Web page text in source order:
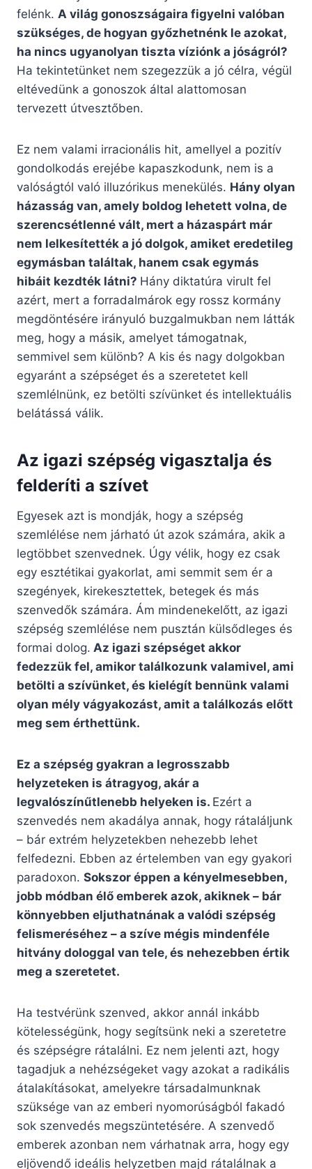
felénk. A világ gonoszságaira figyelni valóban
szükséges, de hogyan győzhetnénk le azokat,
ha nincs ugyanolyan tiszta víziónk a jóságról?
Ha tekintetünket nem szegezzük a jó célra, végül
eltévedünk a gonoszok által alattomosan
tervezett útvesztőben.
Ez nem valami irracionális hit, amellyel a pozitív
gondolkodás erejébe kapaszkodunk, nem is a
valóságtól való illuzórikus menekülés. Hány olyan
házasság van, amely boldog lehetett volna, de
szerencsétlenné vált, mert a házaspárt már
nem lelkesítették a jó dolgok, amiket eredetileg
egymásban találtak, hanem csak egymás
hibáit kezdték látni? Hány diktatúra virult fel
azért, mert a forradalmárok egy rossz kormány
megdöntésére irányuló buzgalmukban nem látták
meg, hogy a másik, amelyet támogatnak,
semmivel sem különb? A kis és nagy dolgokban
egyaránt a szépséget és a szeretetet kell
szemlélnünk, ez betölti szívünket és intellektuális
belátássá válik.
Az igazi szépség vigasztalja és
felderíti a szívet
Egyesek azt is mondják, hogy a szépség
szemlélése nem járható út azok számára, akik a
legtöbbet szenvednek. Úgy vélik, hogy ez csak
egy esztétikai gyakorlat, ami semmit sem ér a
szegények, kirekesztettek, betegek és más
szenvedők számára. Ám mindenekelőtt, az igazi
szépség szemlélése nem pusztán külsődleges és
formai dolog. Az igazi szépséget akkor
fedezzük fel, amikor találkozunk valamivel, ami
betölti a szívünket, és kielégít bennünk valami
olyan mély vágyakozást, amit a találkozás előtt
meg sem érthettünk.
Ez a szépség gyakran a legrosszabb
helyzeteken is átragyog, akár a
legvalószínűtlenebb helyeken is. Ezért a
szenvedés nem akadálya annak, hogy rátaláljunk
– bár extrém helyzetekben nehezebb lehet
felfedezni. Ebben az értelemben van egy gyakori
paradoxon. Sokszor éppen a kényelmesebben,
jobb módban élő emberek azok, akiknek – bár
könnyebben eljuthatnának a valódi szépség
felismeréséhez – a szíve mégis mindenféle
hitvány dologgal van tele, és nehezebben értik
meg a szeretetet.
Ha testvérünk szenved, akkor annál inkább
kötelességünk, hogy segítsünk neki a szeretetre
és szépségre rátalálni. Ez nem jelenti azt, hogy
tagadjuk a nehézségeket vagy azokat a radikális
átalakításokat, amelyekre társadalmunknak
szüksége van az emberi nyomorúságból fakadó
sok szenvedés megszüntetésére. A szenvedő
emberek azonban nem várhatnak arra, hogy egy
eljövendő ideális helyzetben majd rátalálnak a